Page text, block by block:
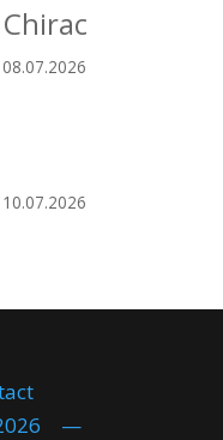
2026 —